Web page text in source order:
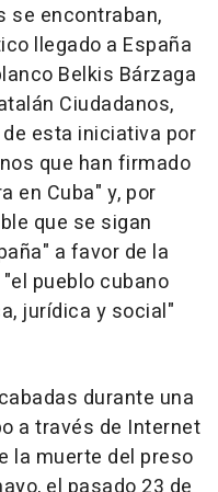
se encontraban,
llegado a España
Belkis Bárzaga
Ciudadanos,
esta iniciativa por
que han firmado
en Cuba" y, por
que se sigan
a favor de la
pueblo cubano
jurídica y social"
durante una
a través de Internet
la muerte del preso